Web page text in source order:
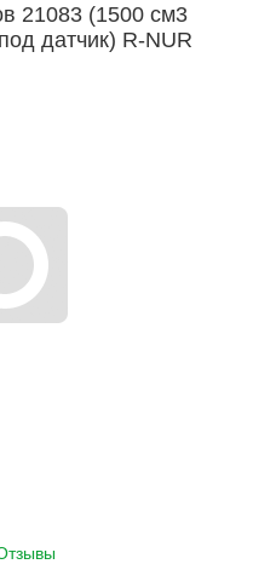
21083 (1500 см3
датчик) R-NUR